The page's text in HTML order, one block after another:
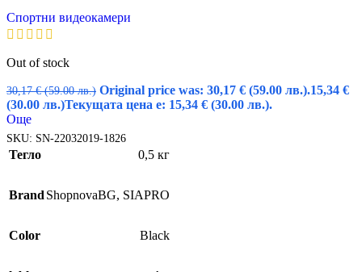
Спортни видеокамери
Out of stock
30,17€ (59.00 лв.) Original price was: 30,17 € (59.00 лв.).15,34 €
(30.00 лв.)Текущата цена е: 15,34 € (30.00 лв.).
Още
SKU: SN-22032019-1826
Тегло 0,5 кг
Brand ShopnovaBG, SIAPRO
Color Black